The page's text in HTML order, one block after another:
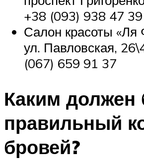
+38 (093) 938 47 39
Салон красоты «Ля
ул. Павловская,
(067) 659 91 37
Каким должен
правильный
бровей?